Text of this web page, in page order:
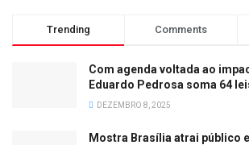
Trending Comments
Com agenda voltada ao
Eduardo Pedrosa soma 64
DEZEMBRO 8, 2025
Mostra Brasília atrai público